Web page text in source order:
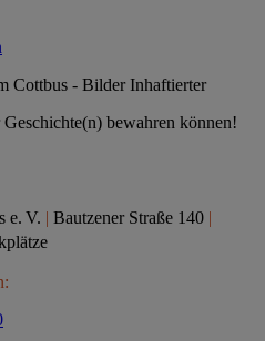
bewahren können!
e. V. | Bautzener Straße 140 |